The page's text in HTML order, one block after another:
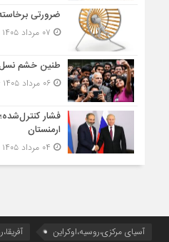
ضرورتی
طنین خشم نسل
۰۶ مرداد ۱۴۰۵ - ۱۲:۴۲
فشار
ارمنستان
آسیای مرکزی،روسیه،اوکراین